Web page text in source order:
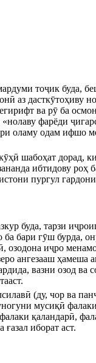
тоҷик буда,
аз дасткӯтоҳиву
ва рӯ ба
фарёди
оламу одам ифшо
шабоҳат дорад,
ибтидову роҳ
пургул
буда, тарзи
ба бари гӯш бурда,
озодона иҷро
ангезааш
вазни озод ва
(ду, чор ва
мусиқӣ
қаландарӣ,
иборат аст.